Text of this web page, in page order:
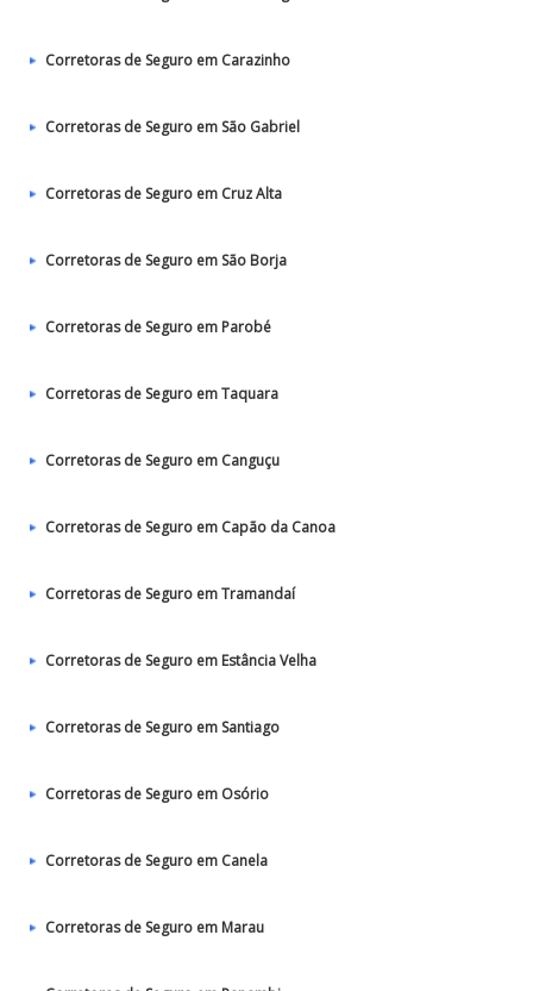
Corretoras de Seguro em Carazinho
Corretoras de Seguro em São Gabriel
Corretoras de Seguro em Cruz Alta
Corretoras de Seguro em São Borja
Corretoras de Seguro em Parobé
Corretoras de Seguro em Taquara
Corretoras de Seguro em Canguçu
Corretoras de Seguro em Capão da Canoa
Corretoras de Seguro em Tramandaí
Corretoras de Seguro em Estância Velha
Corretoras de Seguro em Santiago
Corretoras de Seguro em Osório
Corretoras de Seguro em Canela
Corretoras de Seguro em Marau